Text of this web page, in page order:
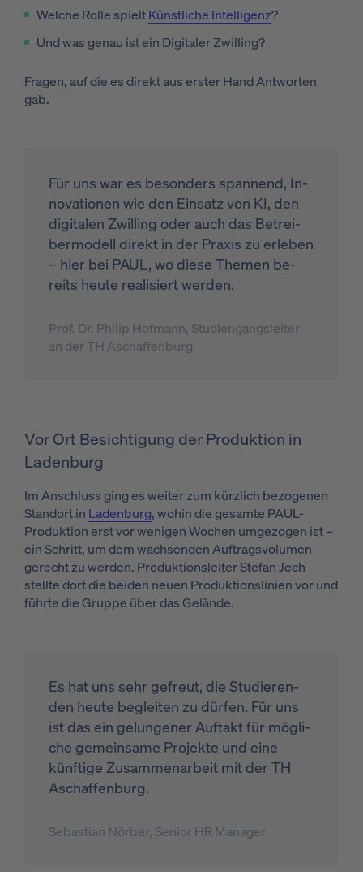
Welche Rolle spieltKünstliche Intelligenz?
Und was genau ist ein Digitaler Zwilling?
Fragen, auf die es direkt aus erster Hand Antworten
gab.
Für uns war es be­son­ders span­nend, In­
no­va­tio­nen wie den Ein­satz von KI, den
di­gi­ta­len Zwil­ling oder auch das Be­trei­
ber­mo­dell di­rekt in der Pra­xis zu er­le­ben
– hier bei PAUL, wo die­se The­men be­
reits heu­te rea­li­siert wer­den.
Prof. Dr. Philip Hofmann, Studiengangsleiter
an der TH Aschaffenburg
Vor Ort Besichtigung der Produktion in
Ladenburg
Im Anschluss ging es weiter zum kürzlich bezogenen
Standort in Ladenburg, wohin die gesamte PAUL-
Produktion erst vor wenigen Wochen umgezogen ist –
ein Schritt, um dem wachsenden Auftragsvolumen
gerecht zu werden. Produktionsleiter Stefan Jech
stellte dort die beiden neuen Produktionslinien vor und
führte die Gruppe über das Gelände.
Es hat uns sehr ge­freut, die Stu­die­ren­
den heu­te be­glei­ten zu dür­fen. Für uns
ist das ein ge­lun­ge­ner Auf­takt für mög­li­
che ge­mein­sa­me Pro­jek­te und eine
künf­ti­ge Zu­sam­men­ar­beit mit der TH
Aschaf­fen­burg.
Sebastian Nörber, Senior HR Manager